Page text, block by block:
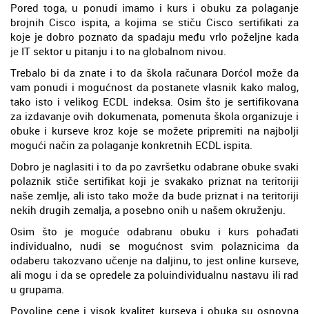
Pored toga, u ponudi imamo i kurs i obuku za polaganje
brojnih Cisco ispita, a kojima se stiču Cisco sertifikati za
koje je dobro poznato da spadaju među vrlo poželjne kada
je IT sektor u pitanju i to na globalnom nivou.
Trebalo bi da znate i to da škola računara Dorćol može da
vam ponudi i mogućnost da postanete vlasnik kako malog,
tako isto i velikog ECDL indeksa. Osim što je sertifikovana
za izdavanje ovih dokumenata, pomenuta škola organizuje i
obuke i kurseve kroz koje se možete pripremiti na najbolji
mogući način za polaganje konkretnih ECDL ispita.
Dobro je naglasiti i to da po završetku odabrane obuke svaki
polaznik stiče sertifikat koji je svakako priznat na teritoriji
naše zemlje, ali isto tako može da bude priznat i na teritoriji
nekih drugih zemalja, a posebno onih u našem okruženju.
Osim što je moguće odabranu obuku i kurs pohađati
individualno, nudi se mogućnost svim polaznicima da
odaberu takozvano učenje na daljinu, to jest online kurseve,
ali mogu i da se opredele za poluindividualnu nastavu ili rad
u grupama.
Povoljne cene i visok kvalitet kurseva i obuka su osnovna